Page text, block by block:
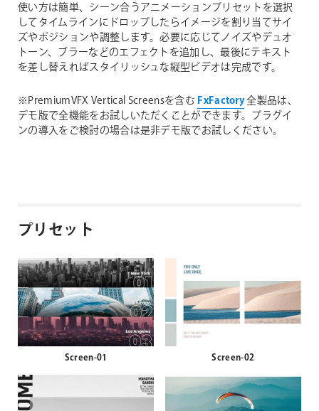
使い方は簡単、シーン合うアニメーションプリセットを選択
してタイムラインにドロップしたらイメージを割り当てサイ
ズやポジションや調整します。必要に応じてノイズやデュオ
トーン、ブラーなどのエフェクトを追加し、最後にテキスト
を差し替えればスタイリッシュな縦型ビデオは完成です。
※PremiumVFX Vertical Screensを含む FxFactory全製品は、
デモ版で全機能をお試しいただくことができます。プラグイ
ンの導入をご検討の場合は是非デモ版でお試しください。
プリセット
Screen-01 Screen-02